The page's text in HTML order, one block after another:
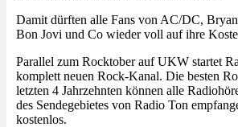
Damit dürften alle Fans von AC/DC,
Bon Jovi und Co wieder voll auf ihre
Parallel zum Rocktober auf UKW startet
komplett neuen Rock-Kanal. Die besten
letzten 4 Jahrzehnten können alle
des Sendegebietes von Radio Ton
kostenlos.